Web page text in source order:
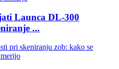
Launca DL-300
...